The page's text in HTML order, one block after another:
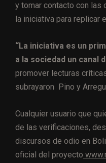
y tomar contacto con las
la iniciativa para replicar
“La iniciativa es un
a la sociedad un canal
promover lecturas
subrayaron Pino y
Cualquier usuario que
de las verificaciones,
discursos de odio en
oficial del proyecto